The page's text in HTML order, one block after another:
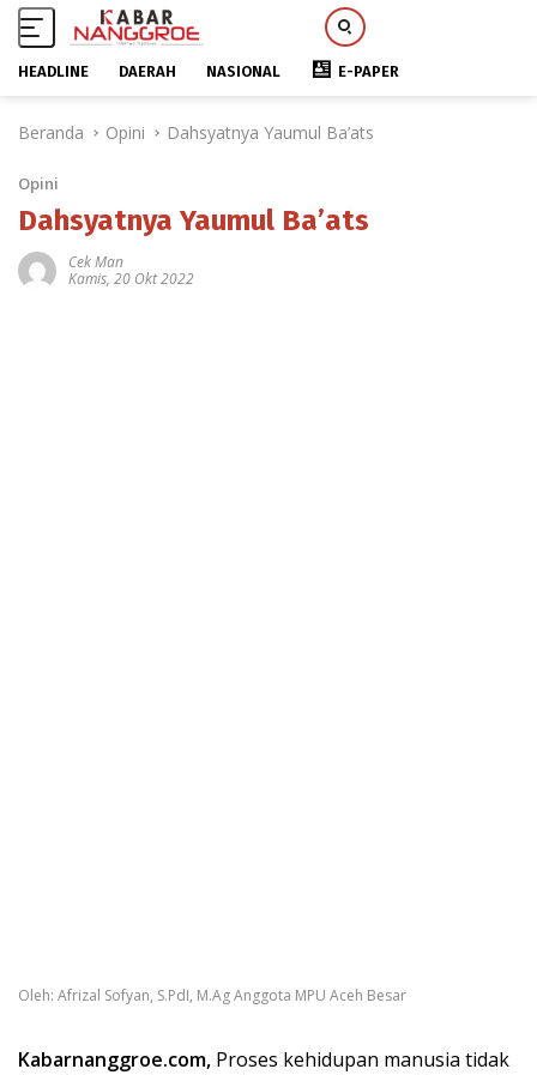
HEADLINE DAERAH NASIONAL E-PAPER
Beranda Opini Dahsyatnya Yaumul Ba’ats
Opini
Dahsyatnya Yaumul Ba’ats
Cek Man
Kamis, 20 Okt 2022
Oleh: Afrizal Sofyan, S.PdI, M.Ag Anggota MPU Aceh Besar
Kabarnanggroe.com, Proses kehidupan manusia tidak